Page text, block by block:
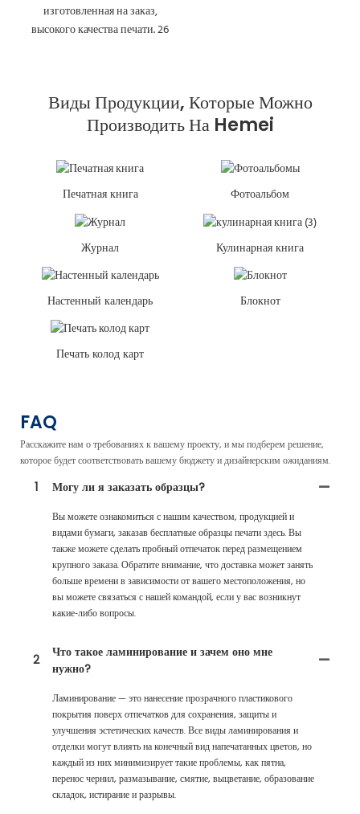
Виды Продукции, Которые Можно
Производить На Hemei
Печатная книга Фотоальбом
Журнал Кулинарная книга
Настенный календарь Блокнот
Печать колод карт
FAQ
Расскажите нам о требованиях к вашему проекту, и мы подберем решение,
которое будет соответствовать вашему бюджету и дизайнерским ожиданиям.
1
Могу ли я заказать образцы?
Вы можете ознакомиться с нашим качеством, продукцией и
видами бумаги, заказав бесплатные образцы печати здесь. Вы
также можете сделать пробный отпечаток перед размещением
крупного заказа. Обратите внимание, что доставка может занять
больше времени в зависимости от вашего местоположения, но
вы можете связаться с нашей командой, если у вас возникнут
какие-либо вопросы.
2
Что такое ламинирование и зачем оно мне
нужно?
Ламинирование — это нанесение прозрачного пластикового
покрытия поверх отпечатков для сохранения, защиты и
улучшения эстетических качеств. Все виды ламинирования и
отделки могут влиять на конечный вид напечатанных цветов, но
каждый из них минимизирует такие проблемы, как пятна,
перенос чернил, размазывание, смятие, выцветание, образование
складок, истирание и разрывы.